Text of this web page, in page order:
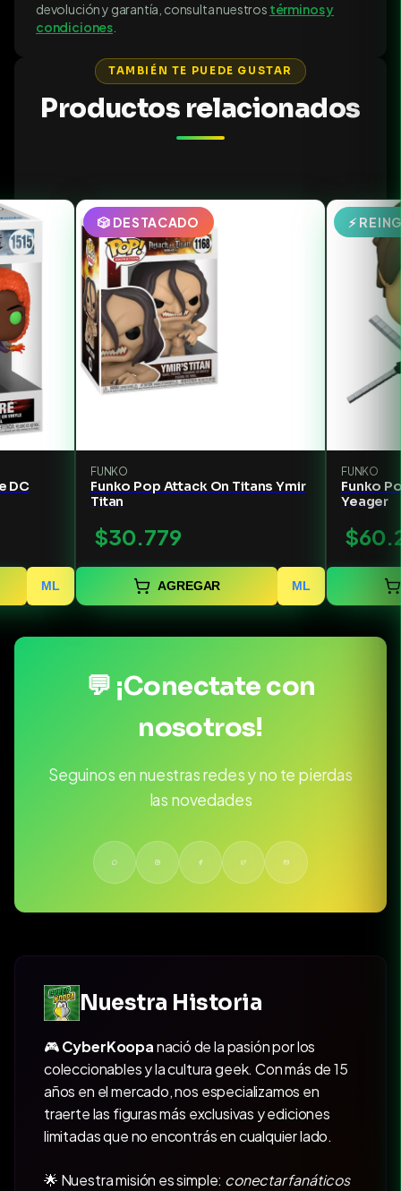
devolución y garantía, consulta nuestros términos y
condiciones
TAMBIÉN TE PUEDE GUSTAR
Productos relacionados
DC
ML
🎲 DESTACADO
FUNKO
Funko Pop Attack On Titans Ymir
Titan
$30.779
AGREGAR ML
⚡
FUNKO
Funko
Yeager
💬 ¡Conectate con
nosotros!
Seguinos en nuestras redes y no te pierdas
las novedades
Nuestra Historia
🎮CyberKoopanació de la pasión por los
coleccionables y la cultura geek. Con más de 15
años en el mercado, nos especializamos en
traerte las figuras más exclusivas y ediciones
limitadas que no encontrás en cualquier lado.
🌟 Nuestra misión es simple: conectar fanáticos